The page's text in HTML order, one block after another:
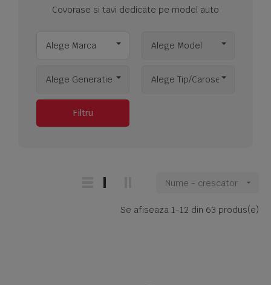
Covorase si tavi dedicate pe model auto
Alege Marca Alege Model
Alege Generatie Alege Tip/Caroserie
Filtru
Nume - crescator 
Se afiseaza 1-12 din 63 produs(e)